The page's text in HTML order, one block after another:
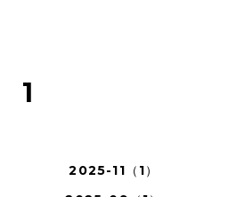
1
2025-11（1）